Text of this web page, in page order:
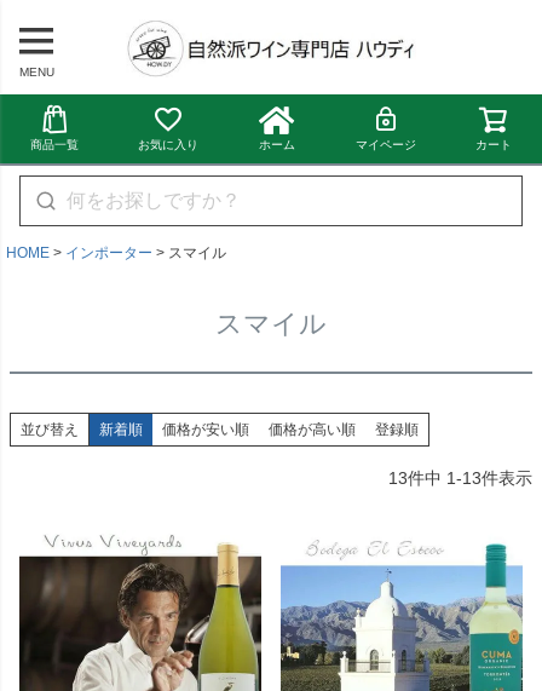
MENU
商品一覧 お気に入り ホーム マイページ カート
HOME インポーター スマイル
スマイル
並び替え 新着順 価格が安い順 価格が高い順 登録順
13件中 1-13件表示